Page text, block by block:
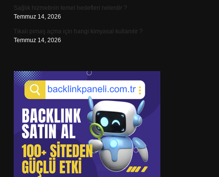
Sağlık hizmetinin temel hedefleri nelerdir ?
Temmuz 14, 2026
Tıkalı pimaş açma için hangi kimyasal kullanılır ?
Temmuz 14, 2026